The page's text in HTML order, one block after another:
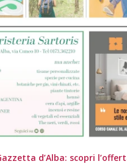
d’Alba: scopri